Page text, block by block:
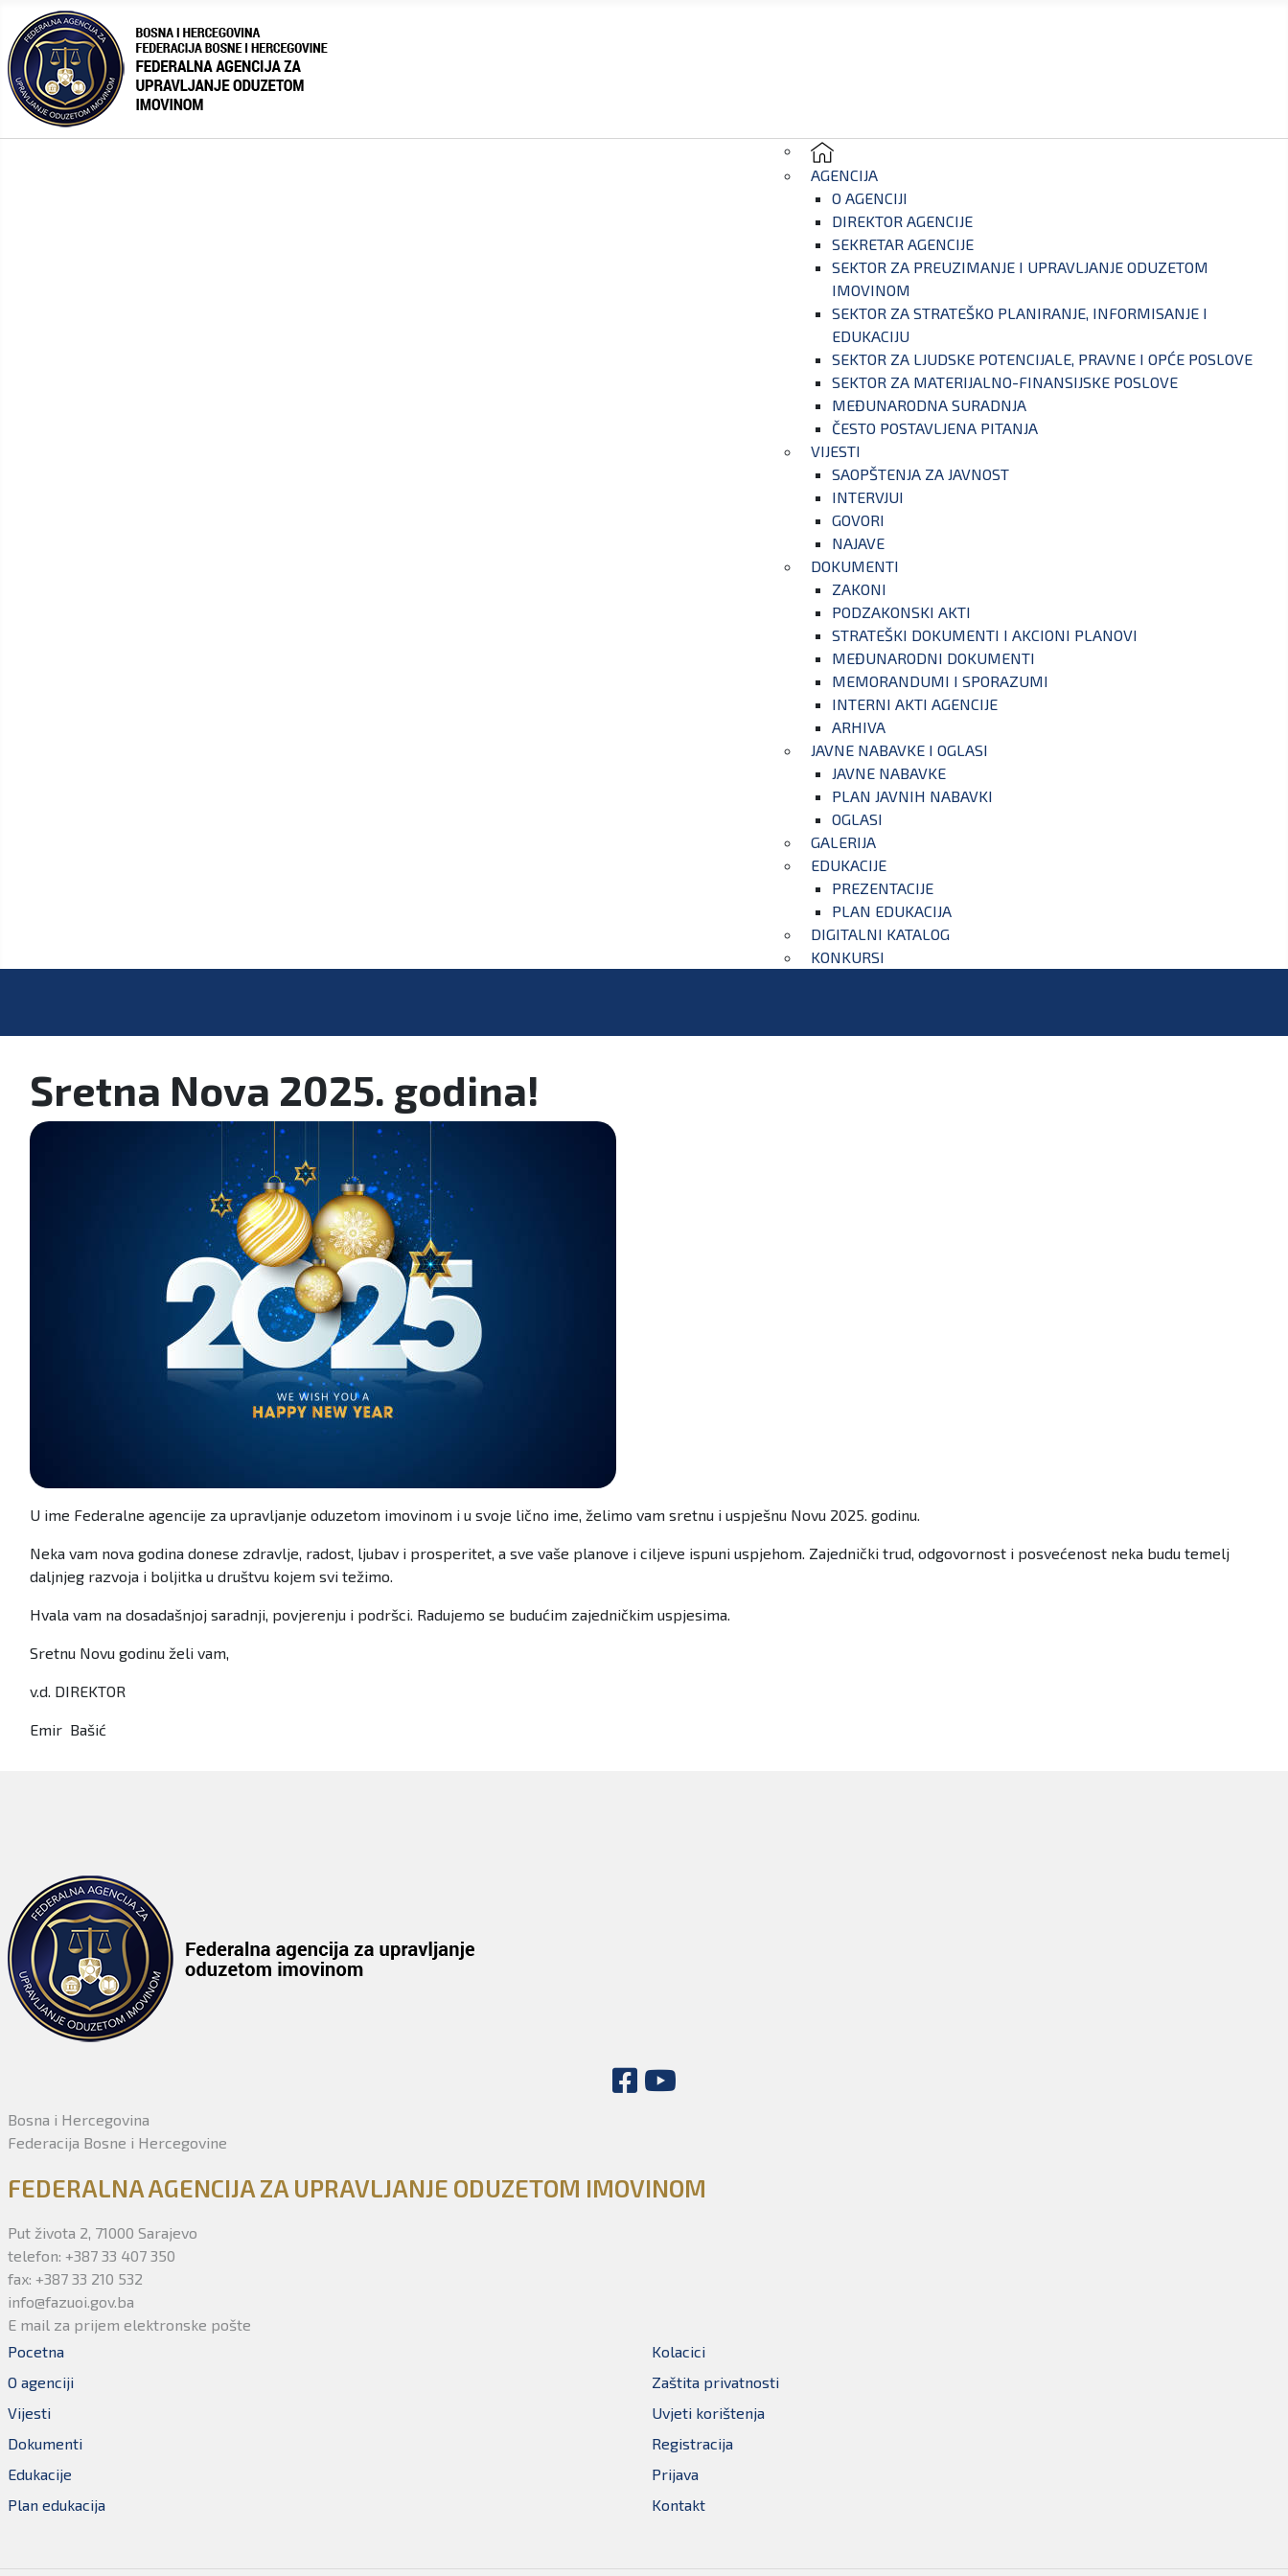
AGENCIJA
O AGENCIJI
DIREKTOR AGENCIJE
SEKRETAR AGENCIJE
SEKTOR ZA PREUZIMANJE I UPRAVLJANJE ODUZETOM
IMOVINOM
SEKTOR ZA STRATEŠKO PLANIRANJE, INFORMISANJE I
EDUKACIJU
SEKTOR ZA LJUDSKE POTENCIJALE, PRAVNE I OPĆE POSLOVE
SEKTOR ZA MATERIJALNO-FINANSIJSKE POSLOVE
MEĐUNARODNA SURADNJA
ČESTO POSTAVLJENA PITANJA
VIJESTI
SAOPŠTENJA ZA JAVNOST
INTERVJUI
GOVORI
NAJAVE
DOKUMENTI
ZAKONI
PODZAKONSKI AKTI
STRATEŠKI DOKUMENTI I AKCIONI PLANOVI
MEĐUNARODNI DOKUMENTI
MEMORANDUMI I SPORAZUMI
INTERNI AKTI AGENCIJE
ARHIVA
JAVNE NABAVKE I OGLASI
JAVNE NABAVKE
PLAN JAVNIH NABAVKI
OGLASI
GALERIJA
EDUKACIJE
PREZENTACIJE
PLAN EDUKACIJA
DIGITALNI KATALOG
KONKURSI
Sretna Nova 2025. godina!
U ime Federalne agencije za upravljanje oduzetom imovinom i u svoje lično ime, želimo vam sretnu i uspješnu Novu 2025. godinu.
Neka vam nova godina donese zdravlje, radost, ljubav i prosperitet, a sve vaše planove i ciljeve ispuni uspjehom. Zajednički trud, odgovornost i posvećenost neka budu temelj
daljnjeg razvoja i boljitka u društvu kojem svi težimo.
Hvala vam na dosadašnjoj saradnji, povjerenju i podršci. Radujemo se budućim zajedničkim uspjesima.
Sretnu Novu godinu želi vam,
v.d. DIREKTOR
Emir Bašić
Bosna i Hercegovina
Federacija Bosne i Hercegovine
FEDERALNA AGENCIJA ZA UPRAVLJANJE ODUZETOM IMOVINOM
Put života 2, 71000 Sarajevo
telefon: +387 33 407 350
fax: +387 33 210 532
info@fazuoi.gov.ba
E mail za prijem elektronske pošte
Pocetna
O agenciji
Vijesti
Dokumenti
Edukacije
Plan edukacija
Kolacici
Zaštita privatnosti
Uvjeti korištenja
Registracija
Prijava
Kontakt